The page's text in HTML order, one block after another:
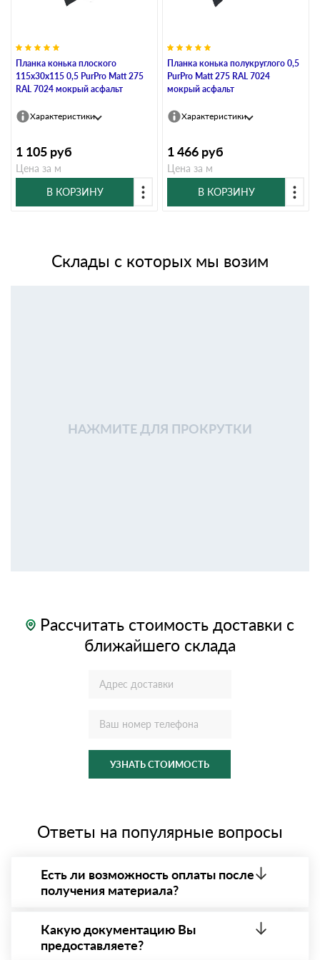
Планка конька плоского
115х30х115 0,5 PurPro Matt 275
RAL 7024 мокрый асфальт
Характеристики
1 105 руб
Цена за м
В КОРЗИНУ
Планка конька полукруглого 0,5
PurPro Matt 275 RAL 7024
мокрый асфальт
Характеристики
1 466 руб
Цена за м
В КОРЗИНУ
Склады с которых мы возим
НАЖМИТЕ ДЛЯ ПРОКРУТКИ
Рассчитать стоимость доставки с
ближайшего склада
УЗНАТЬ СТОИМОСТЬ
Ответы на популярные вопросы
Есть ли возможность оплаты после
получения материала?
- оплата по факту получения товара. При этом,
если доставленный товар был ненадлежащего
качества, то Вы вправе от него отказаться.
Какую документацию Вы
предоставляете?